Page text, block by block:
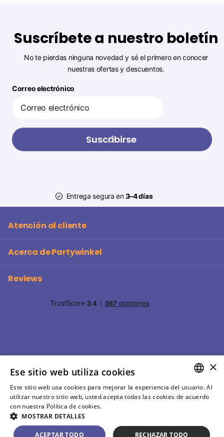
Suscríbete a nuestro boletín
No te pierdas ninguna novedad y sé el primero en conocer
nuestras ofertas y descuentos.
Correo electrónico
Suscribirse
Entrega segura en3–4 días
Atención al cliente
Acerca de Partywinkel
Reviews
©2026 Partywinkel Todos los precios incluyen IVA
ES (EUR €)
Menu
SPANISH
×
Ese sitio web utiliza cookies
Este sitio web usa cookies para mejorar la experiencia del usuario. Al
utilizar nuestro sitio web, usted acepta todas las cookies de acuerdo
con nuestra Política de cookies.
MOSTRAR DETALLES
ACEPTAR TODO RECHAZAR TODO